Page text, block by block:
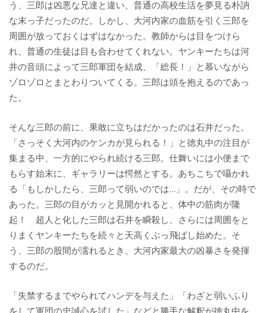
う、三郎は凶悪な兄達と違い、普通の高校生活を夢見る朴訥
な末っ子だったのだ。しかし、大河内家の血筋を引く三郎を
周囲が放っておくはずはなかった。教師からは目をつけら
れ、普通の生徒は目も合わせてくれない。ヤンキーたちは河
井の音頭によって三郎軍団を結成、「総長！」と慕いながら
ゾロゾロとまとわりついてくる。三郎は頭を抱えるのであっ
た。
そんな三郎の前に、果敢に立ちはだかったのは石井だった。
「さっそく大河内のケンカが見られる！」と徳丸中の注目が
集まる中、一方的にやられ続ける三郎。仕舞いには小便まで
もらす始末に、ギャラリーは愕然とする。あちこちで囁かれ
る「もしかしたら、三郎って弱いのでは…」。だが、その時で
あった。三郎の目がカッと見開かれると、体中の筋肉が隆
起！ 超人と化した三郎は石井を瞬殺し、さらには周囲をと
りまくヤンキーたちを続々と天高くぶっ飛ばし始めた。そ
う、三郎の股間が濡れるとき、大河内家最大の凶暴さを発揮
するのだ。
「失禁するまでやられてハンデを与えた」「わざと弱いふり